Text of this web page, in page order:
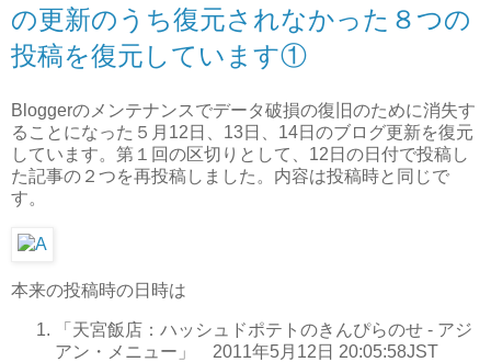
の更新のうち復元されなかった８つの
投稿を復元しています①
Bloggerのメンテナンスでデータ破損の復旧のために消失す
ることになった５月12日、13日、14日のブログ更新を復元
しています。第１回の区切りとして、12日の日付で投稿し
た記事の２つを再投稿しました。内容は投稿時と同じで
す。
本来の投稿時の日時は
「天宮飯店：ハッシュドポテトのきんぴらのせ - アジ
アン・メニュー」 2011年5月12日 20:05:58JST